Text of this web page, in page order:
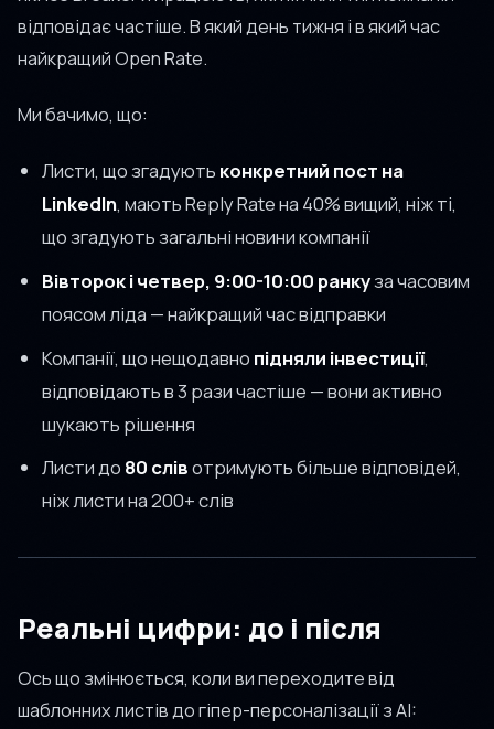
відповідає частіше. В який день тижня і в який час
найкращий Open Rate.
Ми бачимо, що:
Листи, що згадують конкретний пост на
LinkedIn, мають Reply Rate на 40% вищий, ніж ті,
що згадують загальні новини компанії
Вівторок і четвер, 9:00-10:00 ранкуза часовим
поясом ліда — найкращий час відправки
Компанії, що нещодавно підняли інвестиції,
відповідають в 3 рази частіше — вони активно
шукають рішення
Листи до 80 слівотримують більше відповідей,
ніж листи на 200+ слів
Реальні цифри: до і після
Ось що змінюється, коли ви переходите від
шаблонних листів до гіпер-персоналізації з AI: